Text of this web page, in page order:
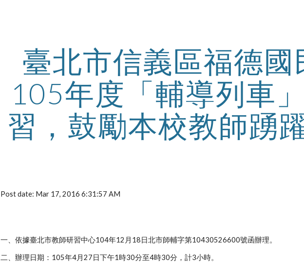
臺北市信義區福德國
105年度「輔導列車
習，鼓勵本校教師踴
Post date: Mar 17, 2016 6:31:57 AM
一、依據臺北市教師研習中心104年12月18日北市師輔字第10430526600號函辦理。
二、辦理日期：105年4月27日下午1時30分至4時30分，計3小時。